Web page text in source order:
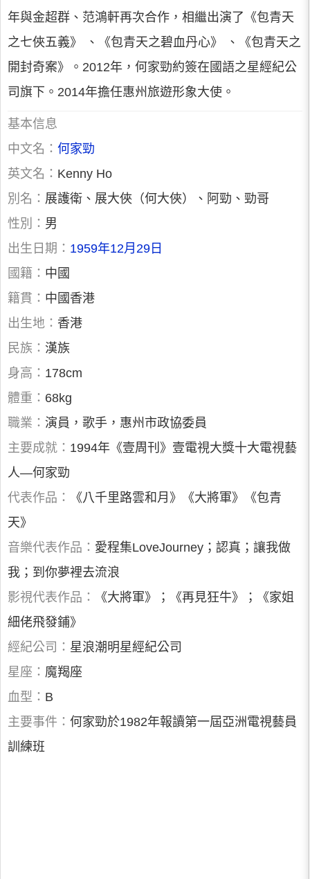
年與金超群、范鴻軒再次合作，相繼出演了《包青天
之七俠五義》 、《包青天之碧血丹心》 、《包青天之
開封奇案》。2012年，何家勁約簽在國語之星經紀公
司旗下。2014年擔任惠州旅遊形象大使。
基本信息
中文名： 何家勁
英文名： Kenny Ho
別名： 展護衛、展大俠（何大俠）、阿勁、勁哥
性別： 男
出生日期： 1959年12月29日
國籍： 中國
籍貫： 中國香港
出生地： 香港
民族： 漢族
身高： 178cm
體重： 68kg
職業： 演員，歌手，惠州市政協委員
主要成就： 1994年《壹周刊》壹電視大獎十大電視藝
人—何家勁
代表作品：
《八千里路雲和月》《大將軍》《包青
天》
音樂代表作品： 愛程集LoveJourney；認真；讓我做
我；到你夢裡去流浪
影視代表作品：
《大將軍》；《再見狂牛》；《家姐
細佬飛發鋪》
經紀公司： 星浪潮明星經紀公司
星座： 魔羯座
血型： B
主要事件： 何家勁於1982年報讀第一屆亞洲電視藝員
訓練班